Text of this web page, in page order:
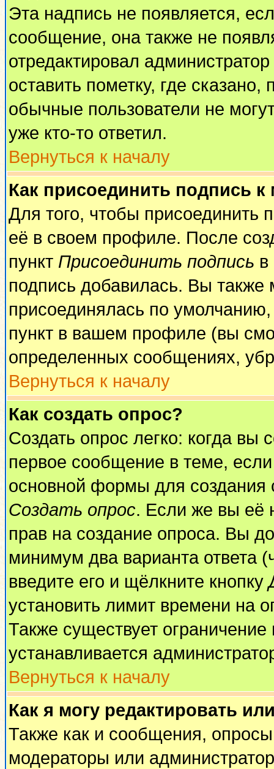
Эта надпись не появляется,
сообщение, она также не
отредактировал
оставить пометку, где
обычные пользователи не
уже кто-то ответил.
Вернуться к началу
Как присоединить подпись
Для того, чтобы присоединить
её в своем профиле. После
пункт Присоединить подпись
подпись добавилась. Вы также
присоединялась по
пункт в вашем профиле (вы
определенных сообщениях,
Вернуться к началу
Как создать опрос?
Создать опрос легко: когда вы
первое сообщение в теме,
основной формы для
Создать опрос. Если же вы её
прав на создание опроса. Вы
минимум два варианта ответа
введите его и щёлкните кнопку
установить лимит времени на
Также существует ограничение
устанавливается
Вернуться к началу
Как я могу редактировать
Также как и сообщения, опросы
модераторы или